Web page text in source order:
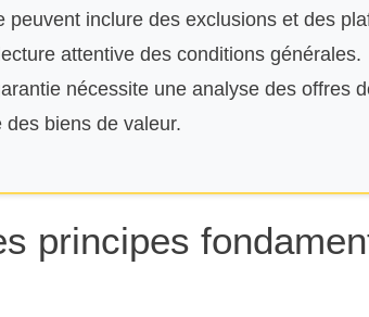
peuvent inclure des exclusions et des
attentive des conditions générales.
nécessite une analyse des offres
biens de valeur.
principes